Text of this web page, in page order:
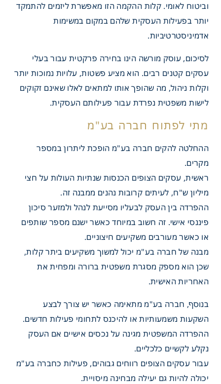
וביטוח לאומי. קלות ההקמה הזו מאפשרת ליזמים להתמקד
יותר בפעילות העסקית שלהם במקום במשימות
אדמיניסטרטיביות.
לסיכום, עוסק מורשה הינו בחירה פרקטית עבור בעלי
עסקים קטנים רבים. הוא מציע פשטות, עלויות נמוכות יותר
וקלות ניהול, מה שהופך אותו למתאים לאלו שאינם זקוקים
לישות משפטית נפרדת עבור פעילותם העסקית.
ההחלטה להקים חברה בע"מ הופכת ליתרון במספר
מקרים.
ראשית, עסקים הצופים הכנסות שנתיות העולות על חצי
מיליון ש"ח, לעיתים קרובות נהנים ממבנה זה.
ההפרדה בין העסק לבעליו מסייעת לנהל ולמזער סיכון
פיננסי אישי. זה חשוב במיוחד כאשר ישנם מספר שותפים
או כאשר מעורבים משקיעים חיצוניים.
מבנה של חברה בע"מ יכול למשוך משקיעים ביתר קלות,
שכן הוא מספק מסגרת משפטית ברורה ומפחית את
האחריות האישית.
בנוסף, חברה בע"מ מתאימה כאשר יש צורך לבצע
השקעות משמעותיות או להיכנס לתחומי פעילות חדשים.
ההפרדה המשפטית מגינה על נכסים אישיים אם העסק
נקלע לקשיים כלכליים.
עבור עסקים הצופים רווחים גבוהים, פעילות כחברה בע"מ
יכולה להיות גם יעילה מבחינה מיסויית.